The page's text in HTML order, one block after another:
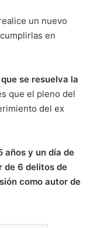
un nuevo
en
se resuelva la
que el pleno del
del ex
años y un día de
de 6 delitos de
como autor de